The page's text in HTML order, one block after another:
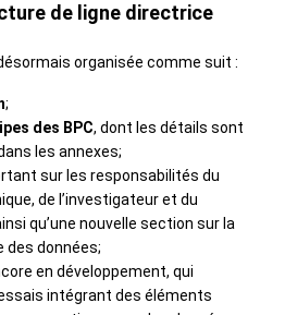
de ligne directrice
organisée comme suit :
;
des BPC, dont les détails sont
les annexes;
sur les responsabilités du
de l’investigateur et du
qu’une nouvelle section sur la
des données;
en développement, qui
intégrant des éléments